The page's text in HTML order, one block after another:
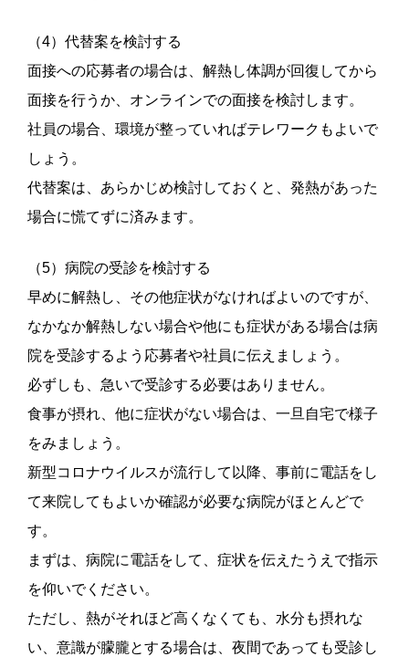
（4）代替案を検討する
面接への応募者の場合は、解熱し体調が回復してから
面接を行うか、オンラインでの面接を検討します。
社員の場合、環境が整っていればテレワークもよいで
しょう。
代替案は、あらかじめ検討しておくと、発熱があった
場合に慌てずに済みます。
（5）病院の受診を検討する
早めに解熱し、その他症状がなければよいのですが、
なかなか解熱しない場合や他にも症状がある場合は病
院を受診するよう応募者や社員に伝えましょう。
必ずしも、急いで受診する必要はありません。
食事が摂れ、他に症状がない場合は、一旦自宅で様子
をみましょう。
新型コロナウイルスが流行して以降、事前に電話をし
て来院してもよいか確認が必要な病院がほとんどで
す。
まずは、病院に電話をして、症状を伝えたうえで指示
を仰いでください。
ただし、熱がそれほど高くなくても、水分も摂れな
い、意識が朦朧とする場合は、夜間であっても受診し